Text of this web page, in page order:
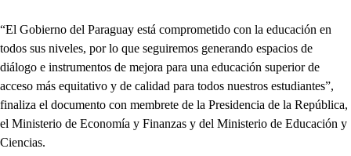
“El Gobierno del Paraguay está comprometido con la educación en
todos sus niveles, por lo que seguiremos generando espacios de
diálogo e instrumentos de mejora para una educación superior de
acceso más equitativo y de calidad para todos nuestros estudiantes”,
finaliza el documento con membrete de la Presidencia de la República,
el Ministerio de Economía y Finanzas y del Ministerio de Educación y
Ciencias.